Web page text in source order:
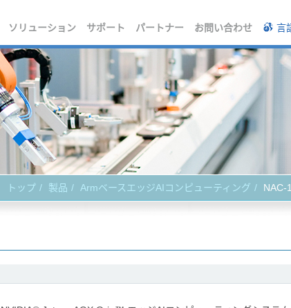
ソリューション サポート パートナー お問い合わせ 言
トップ 製品 ArmベースエッジAIコンピューティング NAC-